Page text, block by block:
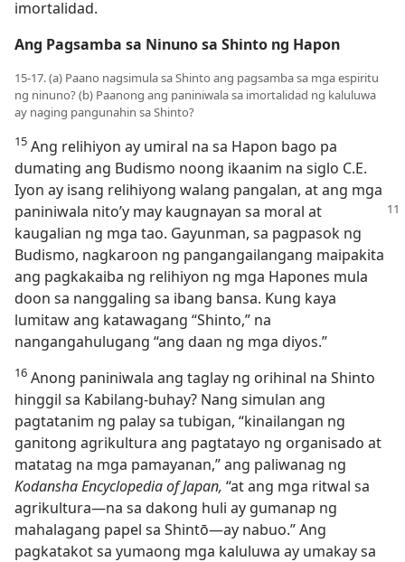
imortalidad.
Ang Pagsamba sa Ninuno sa Shinto ng Hapon
15-17. (a) Paano nagsimula sa Shinto ang pagsamba sa mga espiritu
ng ninuno? (b) Paanong ang paniniwala sa imortalidad ng kaluluwa
ay naging pangunahin sa Shinto?
15 Ang relihiyon ay umiral na sa Hapon bago pa
dumating ang Budismo noong ikaanim na siglo C.E.
Iyon ay isang relihiyong walang pangalan, at ang mga
paniniwala nito’y may kaugnayan sa moral at
kaugalian ng mga tao. Gayunman, sa pagpasok ng
Budismo, nagkaroon ng pangangailangang maipakita
ang pagkakaiba ng relihiyon ng mga Hapones mula
doon sa nanggaling sa ibang bansa. Kung kaya
lumitaw ang katawagang “Shinto,” na
nangangahulugang “ang daan ng mga diyos.”
16 Anong paniniwala ang taglay ng orihinal na Shinto
hinggil sa Kabilang-buhay? Nang simulan ang
pagtatanim ng palay sa tubigan, “kinailangan ng
ganitong agrikultura ang pagtatayo ng organisado at
matatag na mga pamayanan,” ang paliwanag ng
Kodansha Encyclopedia of Japan, “at ang mga ritwal sa
agrikultura​—na sa dakong huli ay gumanap ng
mahalagang papel sa Shintō​—ay nabuo.” Ang
pagkatakot sa yumaong mga kaluluwa ay umakay sa